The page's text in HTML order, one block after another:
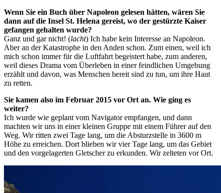
Wenn Sie ein Buch über Napoleon gelesen hätten, wären Sie
dann auf die Insel St. Helena gereist, wo der gestürzte Kaiser
gefangen gehalten wurde?
Ganz und gar nicht! (lacht) Ich habe kein Interesse an Napoleon.
Aber an der Katastrophe in den Anden schon. Zum einen, weil ich
mich schon immer für die Luftfahrt begeistert habe, zum anderen,
weil dieses Drama vom Überleben in einer feindlichen Umgebung
erzählt und davon, was Menschen bereit sind zu tun, um ihre Haut
zu retten.
Sie kamen also im Februar 2015 vor Ort an. Wie ging es
weiter?
Ich wurde wie geplant vom Navigator empfangen, und dann
machten wir uns in einer kleinen Gruppe mit einem Führer auf den
Weg. Wir ritten zwei Tage lang, um die Absturzstelle in 3600 m
Höhe zu erreichen. Dort blieben wir vier Tage lang, um das Gebiet
und den vorgelagerten Gletscher zu erkunden. Wir zelteten vor Ort.